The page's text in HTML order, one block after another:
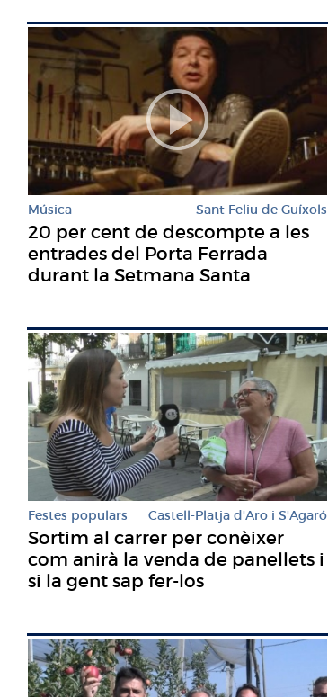
Música Sant Feliu de Guíxols
20 per cent de descompte a les
entrades del Porta Ferrada
durant la Setmana Santa
Festes populars Castell-Platja d'Aro i S'Agaró
Sortim al carrer per conèixer
com anirà la venda de panellets i
si la gent sap fer-los